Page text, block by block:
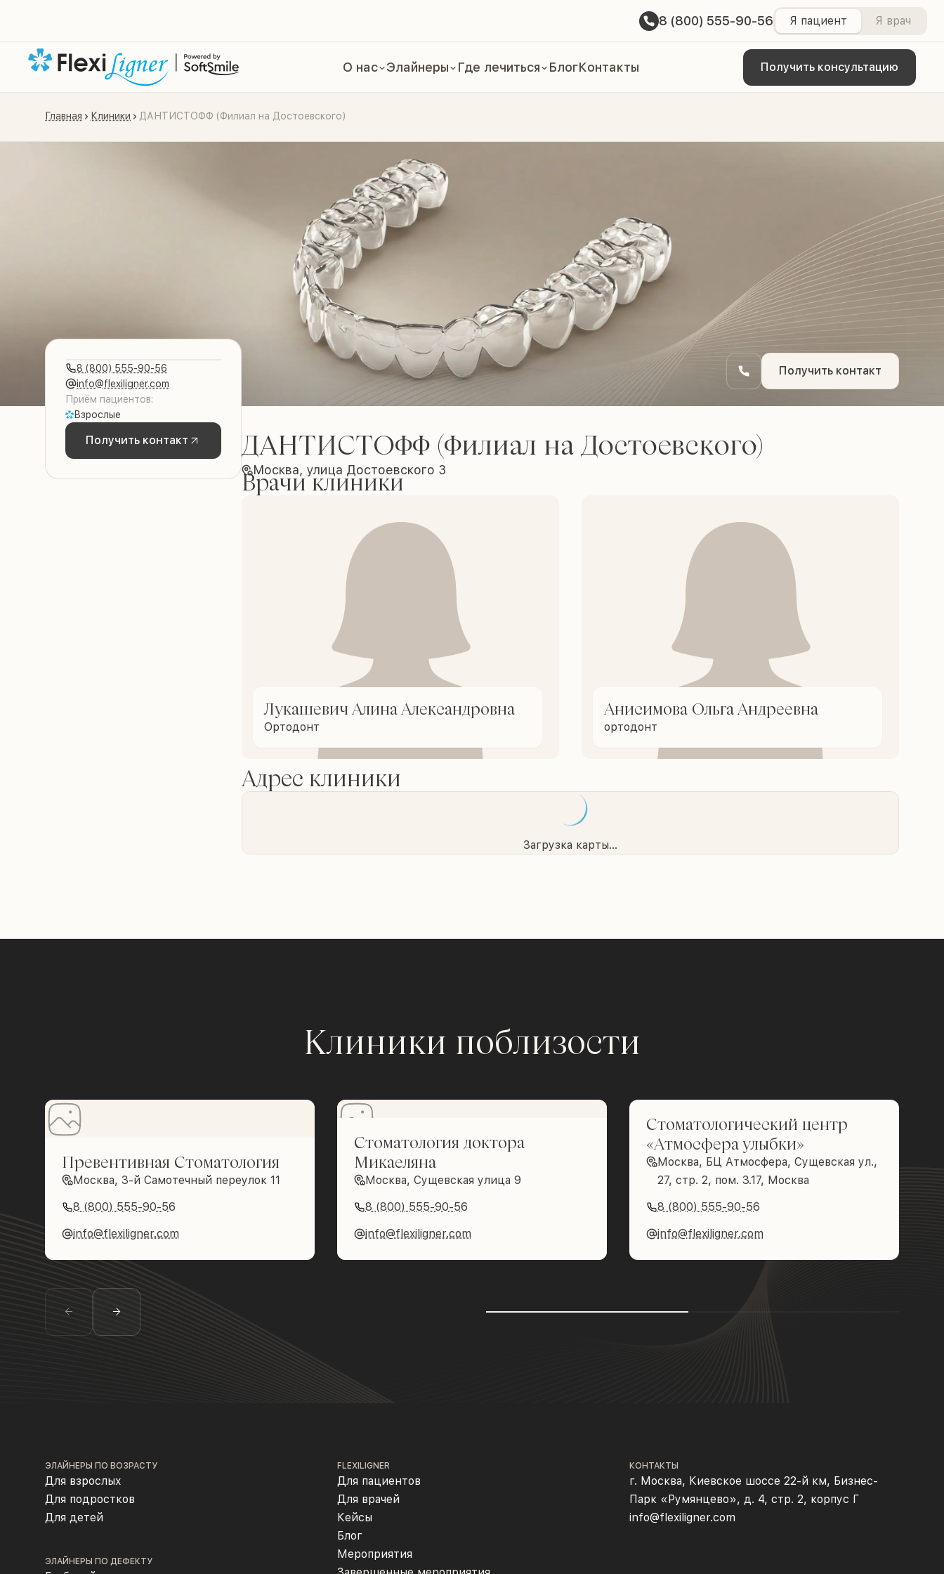
8 (800) 555-90-56 Я пациент Я врач
О нас Элайнеры Где лечиться БлогКонтакты Получить консультацию
Главная Клиники ДАНТИСТОФФ (Филиал на Достоевского)
Получить контакт
8 (800) 555-90-56
info@flexiligner.com
Приём пациентов:
Взрослые
Получить контакт ДАНТИСТОФФ (Филиал на Достоевского)
Москва, улица Достоевского 3
Врачи клиники
Лукашевич Алина Александровна
Ортодонт
Анисимова Ольга Андреевна
ортодонт
Адрес клиники
Загрузка карты...
Клиники поблизости
Превентивная Стоматология
Москва, 3-й Самотечный переулок 11
8 (800) 555-90-56
info@flexiligner.com
Стоматология доктора
Микаеляна
Москва, Сущевская улица 9
8 (800) 555-90-56
info@flexiligner.com
Стоматологический центр
«Атмосфера улыбки»
Москва, БЦ Атмосфера, Сущевская ул.,
27, стр. 2, пом. 3.17, Москва
8 (800) 555-90-56
info@flexiligner.com
ЭЛАЙНЕРЫ ПО ВОЗРАСТУ
Для взрослых
Для подростков
Для детей
ЭЛАЙНЕРЫ ПО ДЕФЕКТУ
FLEXILIGNER
Для пациентов
Для врачей
Кейсы
Блог
Мероприятия
КОНТАКТЫ
г. Москва, Киевское шоссе 22-й км, Бизнес-
Парк «Румянцево», д. 4, стр. 2, корпус Г
info@flexiligner.com